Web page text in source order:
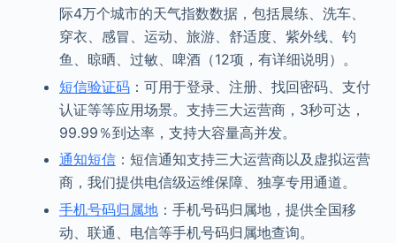
际4万个城市的天气指数数据，包括晨练、洗车、
穿衣、感冒、运动、旅游、舒适度、紫外线、钓
鱼、晾晒、过敏、啤酒（12项，有详细说明）。
短信验证码：可用于登录、注册、找回密码、支付
认证等等应用场景。支持三大运营商，3秒可达，
99.99％到达率，支持大容量高并发。
通知短信：短信通知支持三大运营商以及虚拟运营
商，我们提供电信级运维保障、独享专用通道。
手机号码归属地：手机号码归属地，提供全国移
动、联通、电信等手机号码归属地查询。